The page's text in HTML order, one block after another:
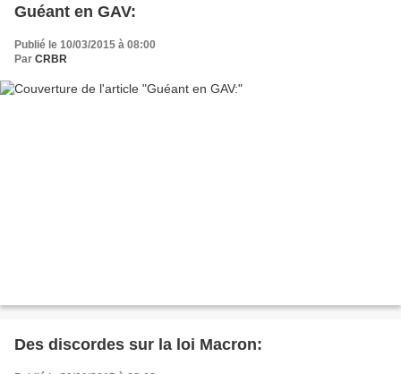
Guéant en GAV:
Publié le 10/03/2015 à 08:00
Par CRBR
Des discordes sur la loi Macron: